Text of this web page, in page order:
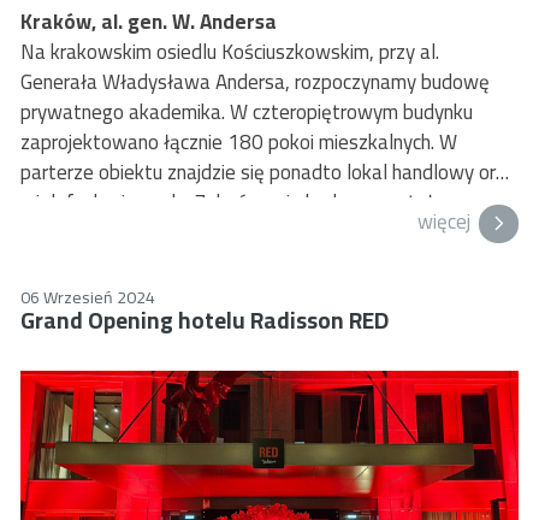
Kraków, al. gen. W. Andersa
Na krakowskim osiedlu Kościuszkowskim, przy al.
Generała Władysława Andersa, rozpoczynamy budowę
prywatnego akademika. W czteropiętrowym budynku
zaprojektowano łącznie 180 pokoi mieszkalnych. W
parterze obiektu znajdzie się ponadto lokal handlowy oraz
wielofunkcyjna sala. Zakończenie budowy zostało
więcej
06 Wrzesień 2024
Grand Opening hotelu Radisson RED